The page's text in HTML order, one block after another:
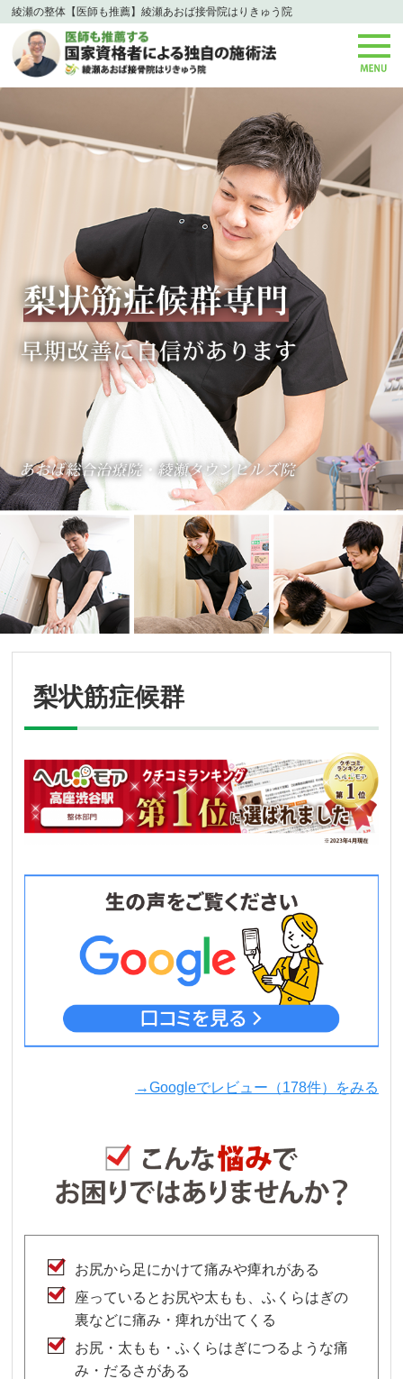
綾瀬の整体【医師も推薦】綾瀬あおば接骨院はりきゅう院
梨状筋症候群
→Googleでレビュー（178件）をみる
お尻から足にかけて痛みや痺れがある
座っているとお尻や太もも、ふくらはぎの
裏などに痛み・痺れが出てくる
お尻・太もも・ふくらはぎにつるような痛
み・だるさがある